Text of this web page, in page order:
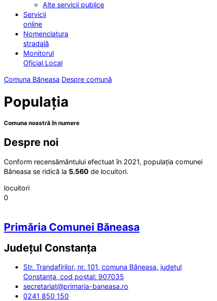
Alte servicii publice
Servicii
online
Nomenclatura
stradală
Monitorul
Oficial Local
Comuna Băneasa Despre comună
Populația
Comuna noastră în numere
Despre noi
Conform recensământului efectuat în 2021, populația comunei
Băneasa se ridică la 5.560 de locuitori.
locuitori
0
Primăria Comunei Băneasa
Județul Constanța
Str. Trandafirilor, nr. 101, comuna Băneasa, județul
Constanța, cod poștal: 907035
secretariat@primaria-baneasa.ro
0241 850 150